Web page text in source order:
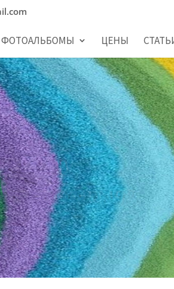
ФОТОАЛЬБОМЫ ЦЕНЫ